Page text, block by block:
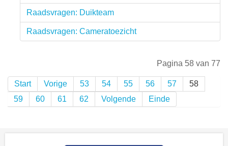
Raadsvragen: Duikteam
Raadsvragen: Cameratoezicht
Pagina 58 van 77
Start Vorige 53 54 55 56 57
58
59
60 61 62 Volgende Einde